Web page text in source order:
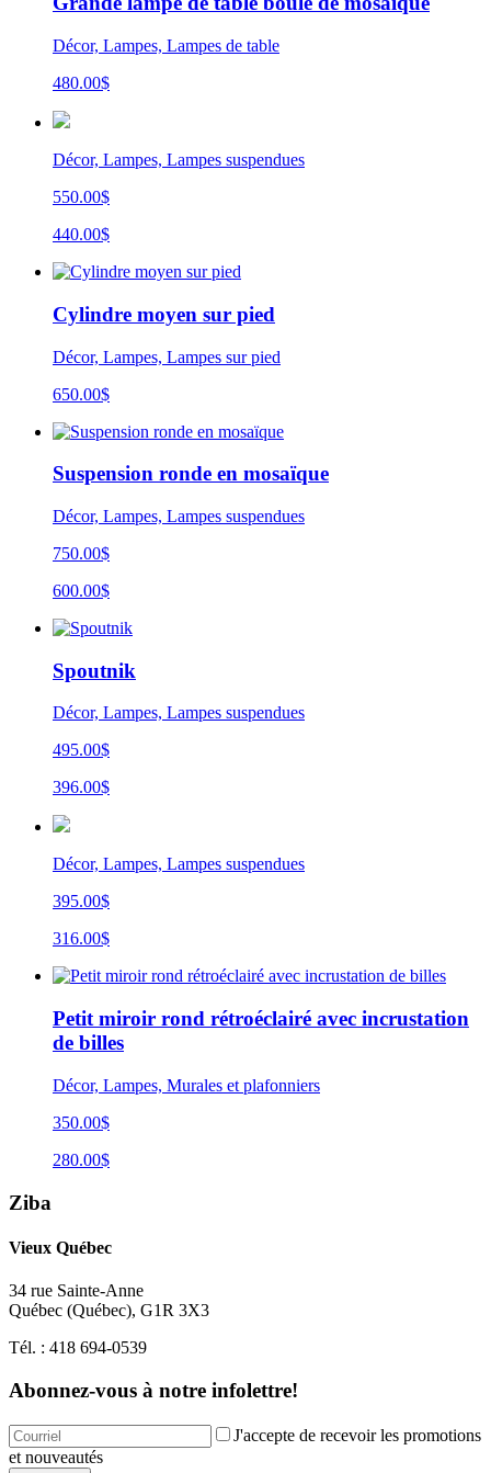
Décor, Lampes, Lampes de table
480.00$
Décor, Lampes, Lampes suspendues
550.00$
440.00$
Cylindre moyen sur pied
Décor, Lampes, Lampes sur pied
650.00$
Suspension ronde en mosaïque
Décor, Lampes, Lampes suspendues
750.00$
600.00$
Spoutnik
Décor, Lampes, Lampes suspendues
495.00$
396.00$
Décor, Lampes, Lampes suspendues
395.00$
316.00$
Petit miroir rond rétroéclairé avec incrustation
de billes
Décor, Lampes, Murales et plafonniers
350.00$
280.00$
Ziba
Vieux Québec
34 rue Sainte-Anne
Québec (Québec), G1R 3X3
Tél. : 418 694-0539
Abonnez-vous à notre infolettre!
J'accepte de recevoir les promotions
et nouveautés